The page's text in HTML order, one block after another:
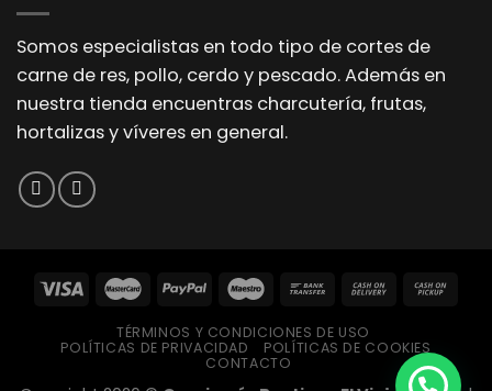
Somos especialistas en todo tipo de cortes de
carne de res, pollo, cerdo y pescado. Además en
nuestra tienda encuentras charcutería, frutas,
hortalizas y víveres en general.
TÉRMINOS Y CONDICIONES DE USO
POLÍTICAS DE PRIVACIDAD
POLÍTICAS DE COOKIES
CONTACTO